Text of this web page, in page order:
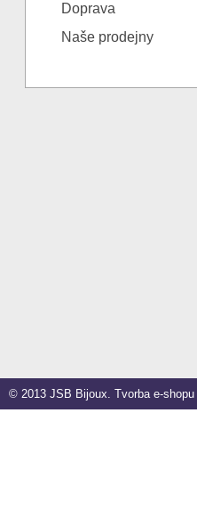
Doprava
Naše prodejny
© 2013 JSB Bijoux. Tvorba e-shopu